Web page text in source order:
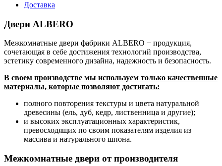
Доставка
Двери ALBERO
Межкомнатные двери фабрики ALBERO − продукция,
сочетающая в себе достижения технологий производства,
эстетику современного дизайна, надежность и безопасность.
В своем производстве мы используем только качественные
материалы, которые позволяют достигать:
полного повторения текстуры и цвета натуральной
древесины (ель, дуб, кедр, лиственница и другие);
и высоких эксплуатационных характеристик,
превосходящих по своим показателям изделия из
массива и натурального шпона.
Межкомнатные двери от производителя